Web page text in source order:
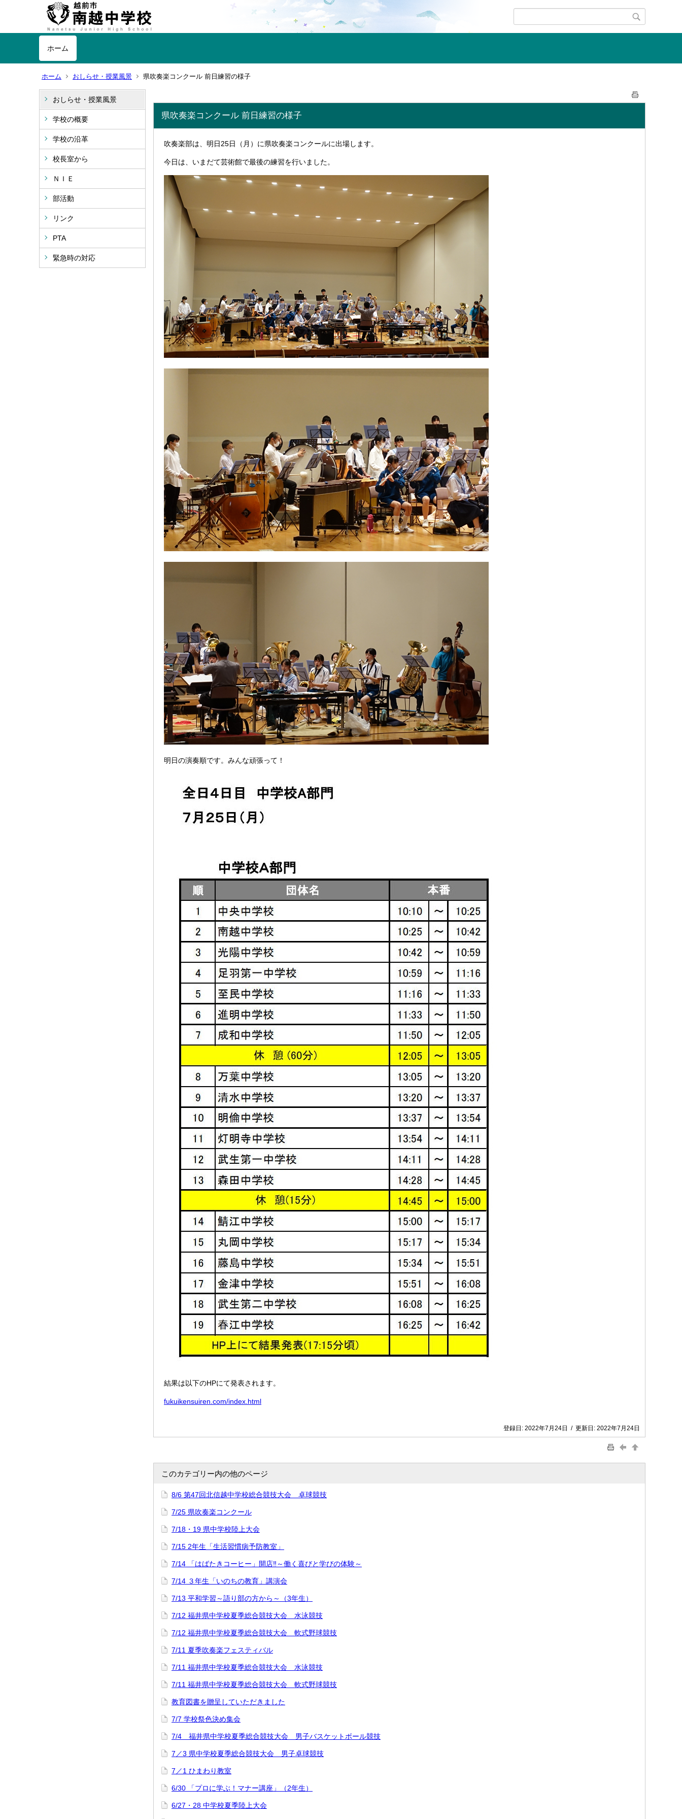
ホーム
ホーム おしらせ・授業風景 県吹奏楽コンクール 前日練習の様子
おしらせ・授業風景
学校の概要
学校の沿革
校長室から
ＮＩＥ
部活動
リンク
PTA
緊急時の対応
県吹奏楽コンクール 前日練習の様子
吹奏楽部は、明日25日（月）に県吹奏楽コンクールに出場します。
今日は、いまだて芸術館で最後の練習を行いました。
明日の演奏順です。みんな頑張って！
結果は以下のHPにて発表されます。
fukuikensuiren.com/index.html
登録日: 2022年7月24日 / 更新日: 2022年7月24日
このカテゴリー内の他のページ
8/6 第47回北信越中学校総合競技大会 卓球競技
7/25 県吹奏楽コンクール
7/18・19 県中学校陸上大会
7/15 2年生「生活習慣病予防教室」
7/14 「はばたきコーヒー」開店‼︎～働く喜びと学びの体験～
7/14 ３年生「いのちの教育」講演会
7/13 平和学習～語り部の方から～（3年生）
7/12 福井県中学校夏季総合競技大会 水泳競技
7/12 福井県中学校夏季総合競技大会 軟式野球競技
7/11 夏季吹奏楽フェスティバル
7/11 福井県中学校夏季総合競技大会 水泳競技
7/11 福井県中学校夏季総合競技大会 軟式野球競技
教育図書を贈呈していただきました
7/7 学校祭色決め集会
7/4 福井県中学校夏季総合競技大会 男子バスケットボール競技
7／3 県中学校夏季総合競技大会 男子卓球競技
7／1 ひまわり教室
6/30 「プロに学ぶ！マナー講座」（2年生）
6/27・28 中学校夏季陸上大会